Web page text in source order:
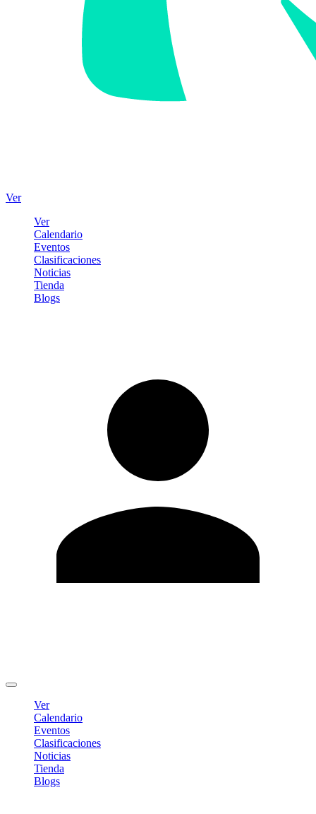
Ver
Ver
Calendario
Eventos
Clasificaciones
Noticias
Tienda
Blogs
Ver
Calendario
Eventos
Clasificaciones
Noticias
Tienda
Blogs